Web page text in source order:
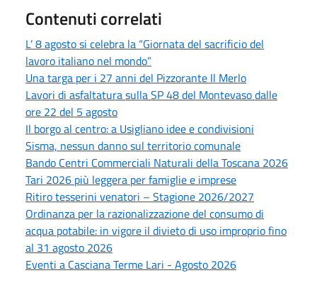
Contenuti correlati
L’ 8 agosto si celebra la “Giornata del sacrificio del
lavoro italiano nel mondo”
Una targa per i 27 anni del Pizzorante Il Merlo
Lavori di asfaltatura sulla SP 48 del Montevaso dalle
ore 22 del 5 agosto
Il borgo al centro: a Usigliano idee e condivisioni
Sisma, nessun danno sul territorio comunale
Bando Centri Commerciali Naturali della Toscana 2026
Tari 2026 più leggera per famiglie e imprese
Ritiro tesserini venatori – Stagione 2026/2027
Ordinanza per la razionalizzazione del consumo di
acqua potabile: in vigore il divieto di uso improprio fino
al 31 agosto 2026
Eventi a Casciana Terme Lari - Agosto 2026